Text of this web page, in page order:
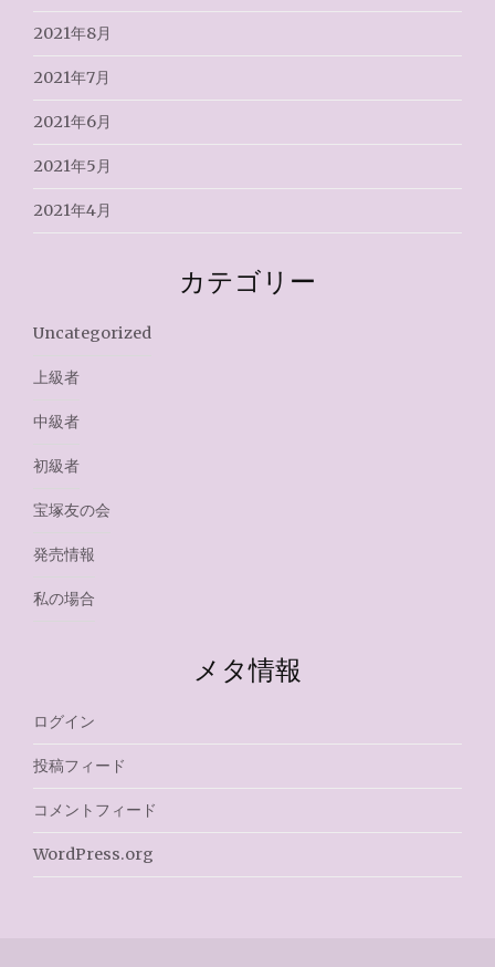
2021年8月
2021年7月
2021年6月
2021年5月
2021年4月
カテゴリー
Uncategorized
上級者
中級者
初級者
宝塚友の会
発売情報
私の場合
メタ情報
ログイン
投稿フィード
コメントフィード
WordPress.org